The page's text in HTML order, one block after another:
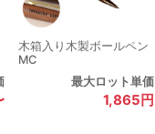
木箱入り木製ボールペン
MC
最大ロット単価
1,865円